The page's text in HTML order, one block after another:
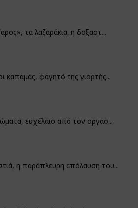
τα λαζαράκια, η δοξαστ...
καπαμάς, φαγητό της γιορτής...
ευχέλαιο από τον οργασ...
η παράπλευρη απόλαυση του...